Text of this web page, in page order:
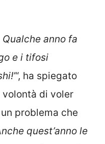
anno fa
e i tifosi
“, ha spiegato
volontà di voler
problema che
quest’anno le